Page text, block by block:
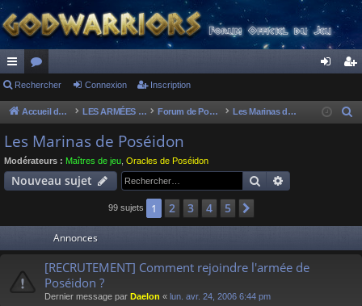
ac
co
ur
ci
or
u
m
s
ne cri
Rechercher Connexion Inscription
Accueil du forum LES ARMÉES DIVINES - FORUMS DE CLAN Forum de Poséidon Les Marinas de Poséidon
e
Les Marinas de Poséidon
Modérateurs : Maîtres de jeu Oracles de Poséidon
Nouveau sujet Rechercher
99 sujets 1 2 3 4 5
Annonces
[RECRUTEMENT] Comment rejoindre l'armée de
Poséidon ?
Dernier message par Daelon « lun. avr. 24, 2006 6:44 pm